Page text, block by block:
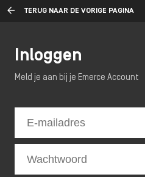
TERUG NAAR DE VORIGE PAGINA
Inloggen
Meld je aan bij je Emerce Account